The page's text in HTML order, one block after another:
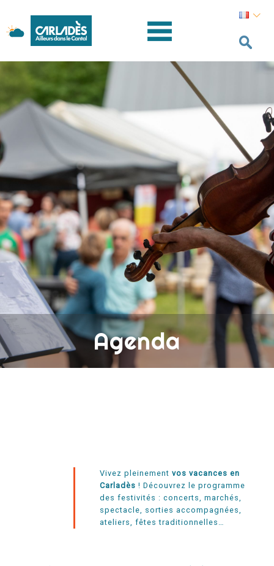
Agenda
Vivez pleinement vos vacances en
Carladès ! Découvrez le programme
des festivités : concerts, marchés,
spectacle, sorties accompagnées,
ateliers, fêtes traditionnelles…